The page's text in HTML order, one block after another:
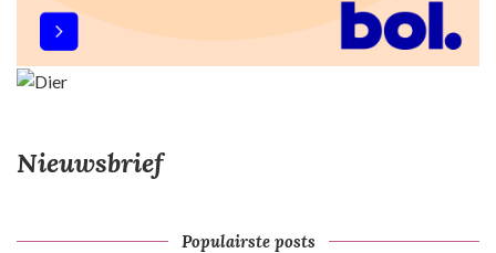
Nieuwsbrief
Populairste posts